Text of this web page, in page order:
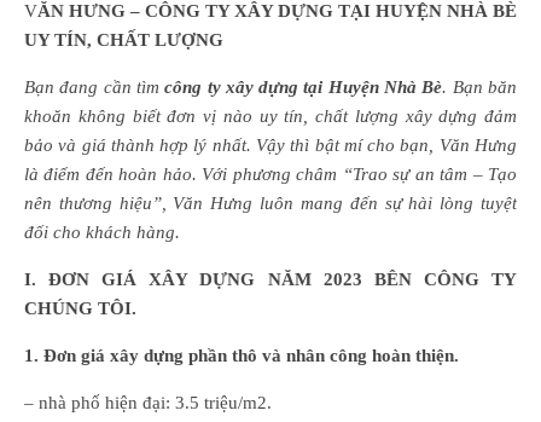
VĂN HƯNG – CÔNG TY XÂY DỰNG TẠI HUYỆN NHÀ BÈ
UY TÍN, CHẤT LƯỢNG
Bạn đang cần tìmcông ty xây dựng tại Huyện Nhà Bè. Bạn băn
khoăn không biết đơn vị nào uy tín, chất lượng xây dựng đảm
bảo và giá thành hợp lý nhất. Vậy thì bật mí cho bạn, Văn Hưng
là điểm đến hoàn hảo. Với phương châm “Trao sự an tâm – Tạo
nên thương hiệu”, Văn Hưng luôn mang đến sự hài lòng tuyệt
đối cho khách hàng.
I. ĐƠN GIÁ XÂY DỰNG NĂM 2023 BÊN CÔNG TY
CHÚNG TÔI.
1. Đơn giá xây dựng phần thô và nhân công hoàn thiện.
– nhà phố hiện đại: 3.5 triệu/m2.